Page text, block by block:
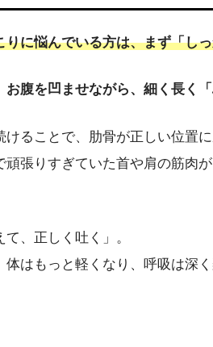
りに悩んでいる方は、まず「し
お腹を凹ませながら、細く長く
けることで、肋骨が正しい位置
頑張りすぎていた首や肩の筋肉
て、正しく吐く」。
体はもっと軽くなり、呼吸は深